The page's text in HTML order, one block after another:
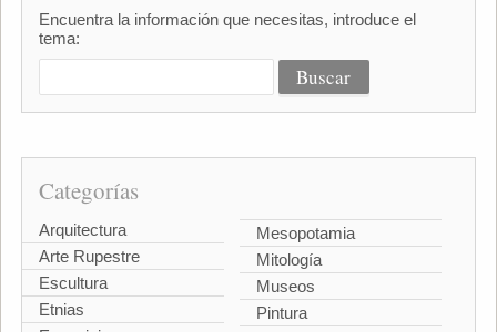
Encuentra la información que necesitas, introduce el
tema:
Categorías
Arquitectura
Arte Rupestre
Escultura
Etnias
Mesopotamia
Mitología
Museos
Pintura